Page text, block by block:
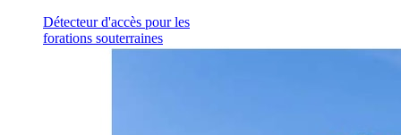
Détecteur d'accès pour les
forations souterraines